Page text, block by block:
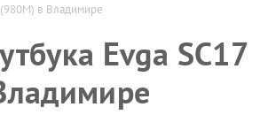
в Владимире
Evga SC17